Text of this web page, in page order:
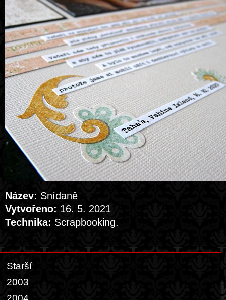
Název: Snídaně
Vytvořeno: 16. 5. 2021
Technika: Scrapbooking.
Starší
2003